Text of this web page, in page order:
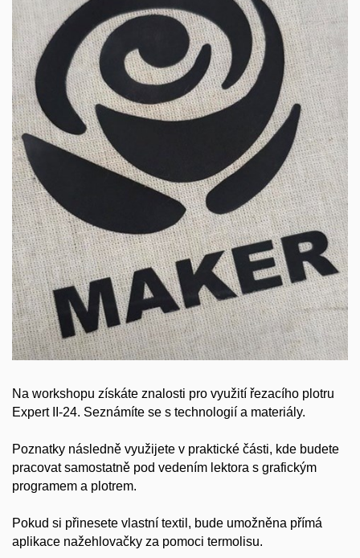
Na workshopu získáte znalosti pro využití řezacího plotru
Expert II-24. Seznámíte se s technologií a materiály.
Poznatky následně využijete v praktické části, kde budete
pracovat samostatně pod vedením lektora s grafickým
programem a plotrem.
Pokud si přinesete vlastní textil, bude umožněna přímá
aplikace nažehlovačky za pomoci termolisu.